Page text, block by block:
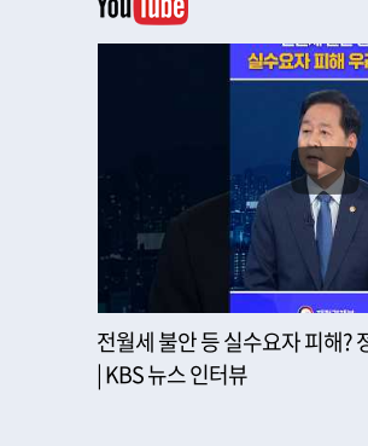
전월세 불안 등 실수요자 피해?
| KBS 뉴스 인터뷰